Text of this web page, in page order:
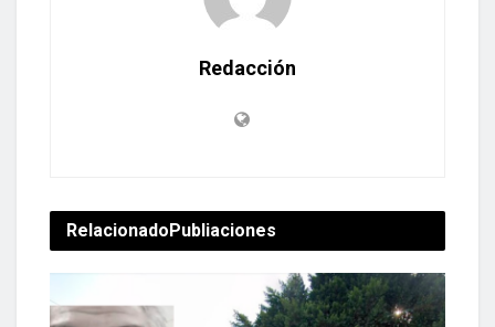
Redacción
RelacionadoPubliaciones